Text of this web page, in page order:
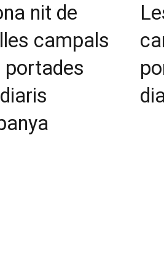
nit de
campals
portades